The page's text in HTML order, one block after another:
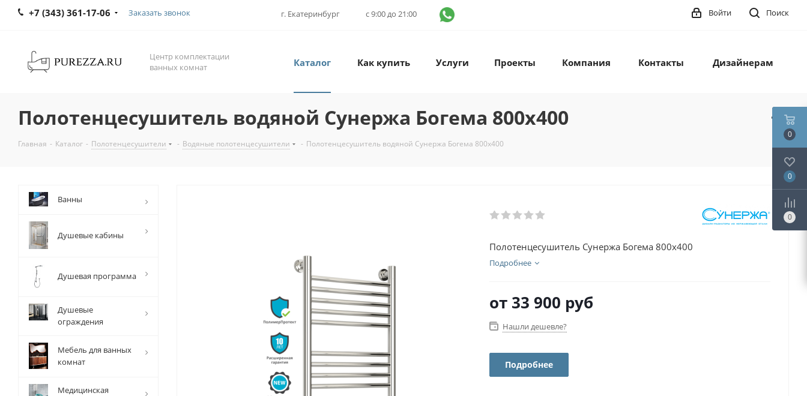
+7 (343) 361-17-06 Заказать звонок г. Екатеринбург с 9:00 до 21:00 Поиск
Войти
Центр комплектации
ванных комнат
Каталог Как купить Услуги Проекты Компания Контакты Дизайнерам
Полотенцесушитель водяной Сунержа Богема 800x400
Главная - Каталог - Полотенцесушители - Водяные полотенцесушители - Полотенцесушитель водяной Сунержа Богема 800x400
Полотенцесушитель Сунержа Богема 800x400
Подробнее
от 33 900 руб
Нашли дешевле?
Подробнее
Ванны
Душевые кабины
Душевая программа
Душевые
ограждения
Мебель для ванных
комнат
Медицинская
0
0
0